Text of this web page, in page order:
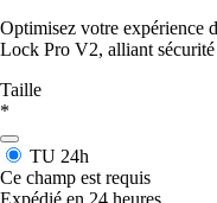
Optimisez votre expérience
Lock Pro V2, alliant
Taille
*
TU 24h
Ce champ est requis